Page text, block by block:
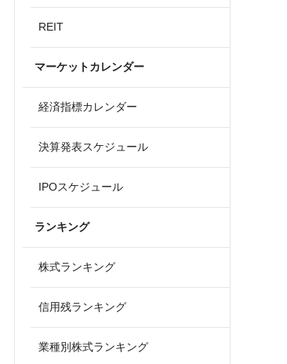
REIT
マーケットカレンダー
経済指標カレンダー
決算発表スケジュール
IPOスケジュール
ランキング
株式ランキング
信用残ランキング
業種別株式ランキング